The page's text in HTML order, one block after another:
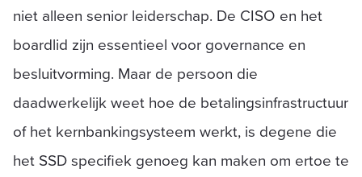
niet alleen senior leiderschap. De CISO en het
boardlid zijn essentieel voor governance en
besluitvorming. Maar de persoon die
daadwerkelijk weet hoe de betalingsinfrastructuur
of het kernbankingsysteem werkt, is degene die
het SSD specifiek genoeg kan maken om ertoe te